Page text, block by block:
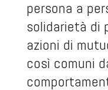
persona a
solidarietà di
azioni di
così comuni